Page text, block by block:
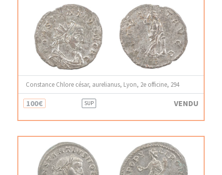
Constance Chlore césar, aurelianus, Lyon, 2e officine, 294
100€ SUP VENDU